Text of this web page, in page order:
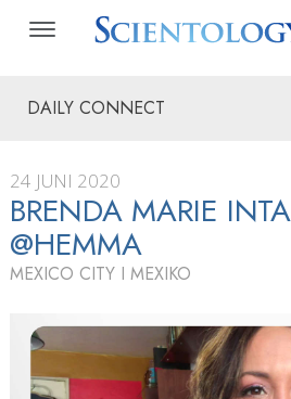
DAILY CONNECT
24 JUNI 2020
BRENDA MARIE
@HEMMA
MEXICO CITY I MEXIKO